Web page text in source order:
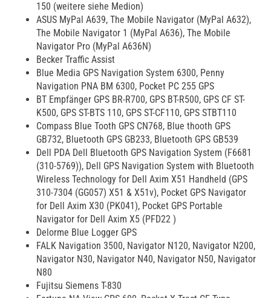
150 (weitere siehe Medion)
ASUS MyPal A639, The Mobile Navigator (MyPal A632),
The Mobile Navigator 1 (MyPal A636), The Mobile
Navigator Pro (MyPal A636N)
Becker Traffic Assist
Blue Media GPS Navigation System 6300, Penny
Navigation PNA BM 6300, Pocket PC 255 GPS
BT Empfänger GPS BR-R700, GPS BT-R500, GPS CF ST-
K500, GPS ST-BTS 110, GPS ST-CF110, GPS STBT110
Compass Blue Tooth GPS CN768, Blue thooth GPS
GB732, Bluetooth GPS GB233, Bluetooth GPS GB539
Dell PDA Dell Bluetooth GPS Navigation System (F6681
(310-5769)), Dell GPS Navigation System with Bluetooth
Wireless Technology for Dell Axim X51 Handheld (GPS
310-7304 (GG057) X51 & X51v), Pocket GPS Navigator
for Dell Axim X30 (PK041), Pocket GPS Portable
Navigator for Dell Axim X5 (PFD22 )
Delorme Blue Logger GPS
FALK Navigation 3500, Navigator N120, Navigator N200,
Navigator N30, Navigator N40, Navigator N50, Navigator
N80
Fujitsu Siemens T-830